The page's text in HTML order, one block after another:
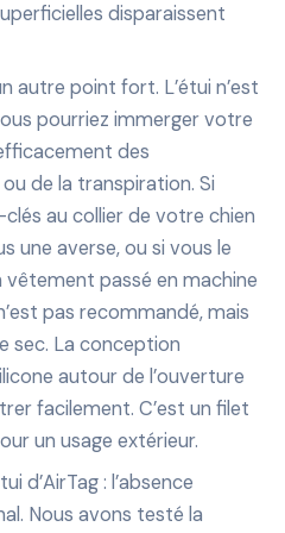
disparaissent
autre point fort. L’étui n’est
pourriez immerger votre
des
de la transpiration. Si
au collier de votre chien
une averse, ou si vous le
vêtement passé en machine
pas recommandé, mais
sec. La conception
autour de l’ouverture
facilement. C’est un filet
un usage extérieur.
d’AirTag : l’absence
Nous avons testé la